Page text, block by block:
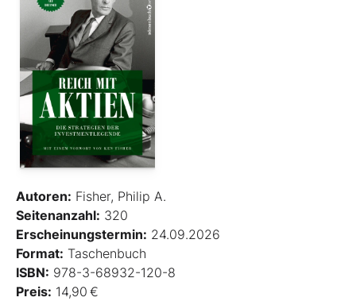
Autoren: Fisher, Philip A.
Seitenanzahl: 320
Erscheinungstermin: 24.09.2026
Format: Taschenbuch
ISBN: 978-3-68932-120-8
Preis: 14,90 €